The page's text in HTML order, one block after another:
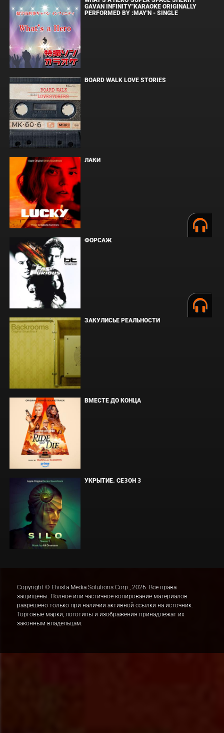
GAVAN INFINITY"KARAOKE ORIGINALLY
PERFORMED BY :MAY'N - SINGLE
BOARD WALK LOVE STORIES
ЛАКИ
ФОРСАЖ
ЗАКУЛИСЬЕ РЕАЛЬНОСТИ
ВМЕСТЕ ДО КОНЦА
УКРЫТИЕ. СЕЗОН 3
Copyright © Elvista Media Solutions Corp., 2026. Все права
защищены. Полное или частичное копирование материалов
разрешено только при наличии активной ссылки на источник.
Торговые марки, логотипы и изображения принадлежат их
законным владельцам.